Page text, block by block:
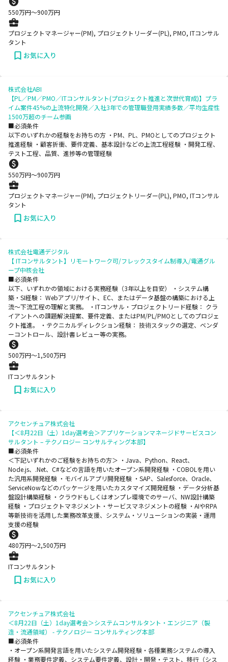
550万円〜900万円
プロジェクトマネージャー(PM), プロジェクトリーダー(PL), PMO, ITコンサル
タント
お気に入り
株式会社ABI
【PL／PM／PMO／ITコンサルタント(プロジェクト推進と次世代育成)】プラ
イム案件45%の上流特化開発／入社3年での管理職登用実績多数／平均生産性
1500万超のチーム参画
■必須条件
以下のいずれかの経験をお持ちの方 ・PM、PL、PMOとしてのプロジェクト
推進経験 ・顧客折衝、要件定義、基本設計などの上流工程経験 ・開発工程、
テスト工程、品質、進捗等の管理経験
550万円〜900万円
プロジェクトマネージャー(PM), プロジェクトリーダー(PL), PMO, ITコンサル
タント
お気に入り
株式会社電通デジタル
【 ITコンサルタント】リモートワーク可/フレックスタイム制導入/電通グル
ープ中核会社
■必須条件
以下、いずれかの領域における実務経験（3年以上を目安） ・システム構
築・SI経験： Webアプリ/サイト、EC、またはデータ基盤の構築における上
流〜下流工程の理解と実務。 ・ITコンサル・プロジェクトリード経験： クラ
イアントへの課題解決提案、要件定義、またはPM/PL/PMOとしてのプロジェ
クト推進。 ・テクニカルディレクション経験： 技術スタックの選定、ベンダ
ーコントロール、設計書レビュー等の実務。
500万円〜1,500万円
ITコンサルタント
お気に入り
アクセンチュア株式会社
【＜8月22日（土）1day選考会＞アプリケーションマネージドサービスコン
サルタント – テクノロジー コンサルティング本部】
■必須条件
＜下記いずれかのご経験をお持ちの方＞ ・Java、Python、React、
Node.js、.Net、C#などの言語を用いたオープン系開発経験 ・COBOLを用い
た汎用系開発経験 ・モバイルアプリ開発経験 ・SAP、Salesforce、Oracle、
ServiceNowなどのパッケージを用いたカスタマイズ開発経験 ・データ分析基
盤設計構築経験 ・クラウドもしくはオンプレ環境でのサーバ、NW設計構築
経験 ・プロジェクトマネジメント・サービスマネジメントの経験 ・AIやRPA
等新技術を活用した業務改革支援、システム・ソリューションの実装・運用
支援の経験
480万円〜2,500万円
ITコンサルタント
お気に入り
アクセンチュア株式会社
＜8月22日（土）1day選考会＞システムコンサルタント・エンジニア（製
造・流通領域） - テクノロジー コンサルティング本部
■必須条件
・オープン系開発言語を用いたシステム開発経験・各種業務システムの導入
経験 ・業務要件定義、システム要件定義、設計・開発・テスト、移行（シス